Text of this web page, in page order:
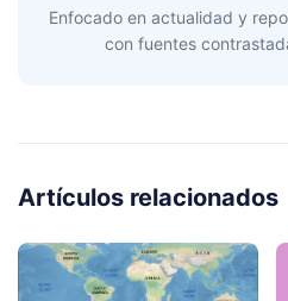
Enfocado en actualidad y
con fuentes
Artículos relacionados